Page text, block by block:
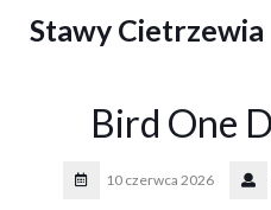
Stawy Cietrzewia
Bird One
10 czerwca 2026